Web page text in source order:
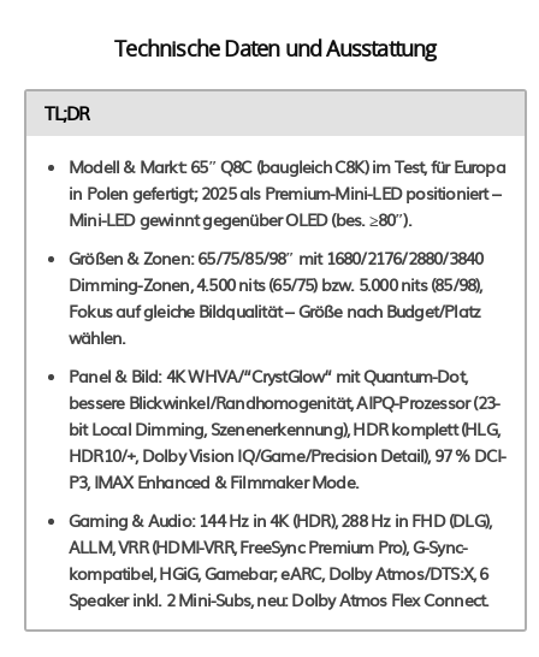
Technische Daten und Ausstattung
TL;DR
Modell & Markt: 65″ Q8C (baugleich C8K) im Test, für Europa
in Polen gefertigt; 2025 als Premium-Mini-LED positioniert –
Mini-LED gewinnt gegenüber OLED (bes. ≥80″).
Größen & Zonen: 65/75/85/98″ mit 1680/2176/2880/3840
Dimming-Zonen, 4.500 nits (65/75) bzw. 5.000 nits (85/98),
Fokus auf gleiche Bildqualität – Größe nach Budget/Platz
wählen.
Panel & Bild: 4K WHVA/“CrystGlow“ mit Quantum-Dot,
bessere Blickwinkel/Randhomogenität, AIPQ-Prozessor (23-
bit Local Dimming, Szenenerkennung), HDR komplett (HLG,
HDR10/+, Dolby Vision IQ/Game/Precision Detail), 97 % DCI-
P3, IMAX Enhanced & Filmmaker Mode.
Gaming & Audio: 144 Hz in 4K (HDR), 288 Hz in FHD (DLG),
ALLM, VRR (HDMI-VRR, FreeSync Premium Pro), G-Sync-
kompatibel, HGiG, Gamebar; eARC, Dolby Atmos/DTS:X, 6
Speaker inkl. 2 Mini-Subs, neu: Dolby Atmos Flex Connect.